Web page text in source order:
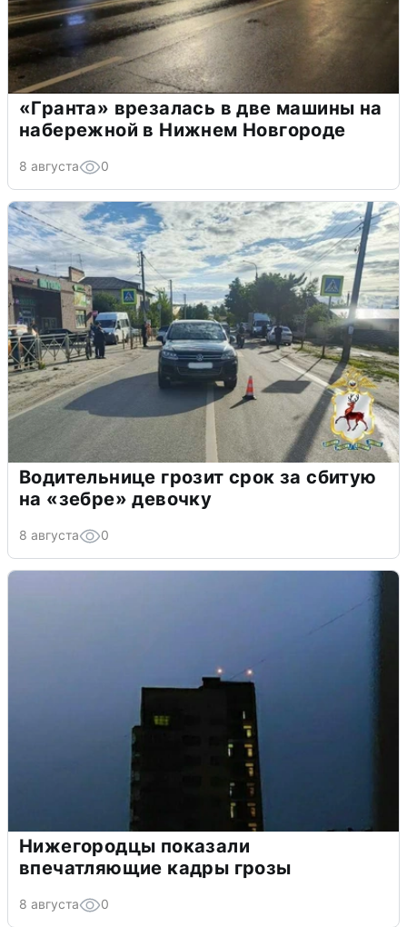
«Гранта» врезалась в две машины на
набережной в Нижнем Новгороде
8 августа 0
Водительнице грозит срок за сбитую
на «зебре» девочку
8 августа 0
Нижегородцы показали
впечатляющие кадры грозы
8 августа 0